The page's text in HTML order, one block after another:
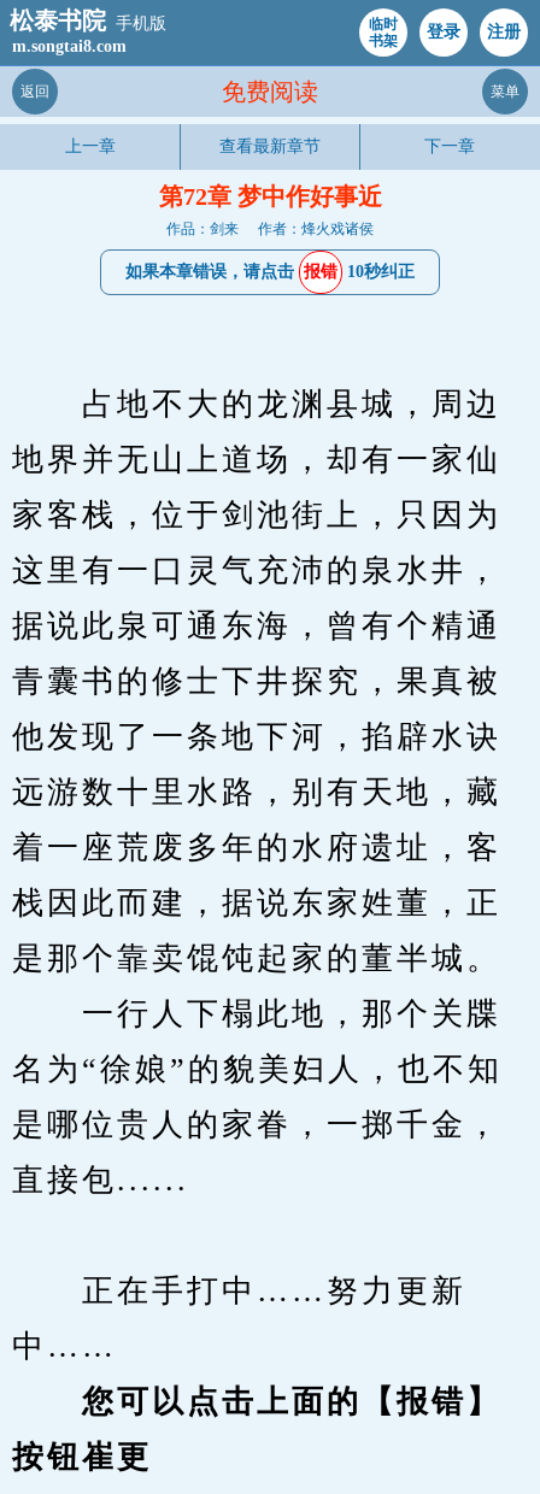
松泰书院 手机版
m.songtai8.com
临时
书架
登录 注册
免费阅读
返回 菜单
上一章 查看最新章节 下一章
第72章 梦中作好事近
作品：剑来 作者：烽火戏诸侯
如果本章错误，请点击 报错 10秒纠正
占地不大的龙渊县城，周边
地界并无山上道场，却有一家仙
家客栈，位于剑池街上，只因为
这里有一口灵气充沛的泉水井，
据说此泉可通东海，曾有个精通
青囊书的修士下井探究，果真被
他发现了一条地下河，掐辟水诀
远游数十里水路，别有天地，藏
着一座荒废多年的水府遗址，客
栈因此而建，据说东家姓董，正
是那个靠卖馄饨起家的董半城。
一行人下榻此地，那个关牒
名为“徐娘”的貌美妇人，也不知
是哪位贵人的家眷，一掷千金，
直接包......
正在手打中……努力更新
中……
您可以点击上面的【报错】
按钮崔更